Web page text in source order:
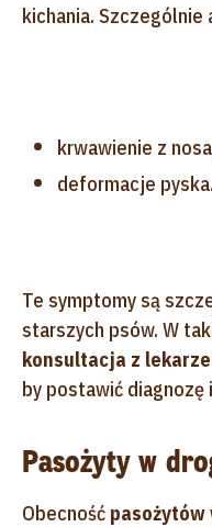
kichania.
krwawienie z
deformacje pyska.
Te symptomy są
starszych psów. W
konsultacja z
by postawić
Pasożyty w
Obecność pasożytów